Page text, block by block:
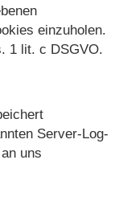
einzuholen.
1 lit. c DSGVO.
Server-Log-
uns